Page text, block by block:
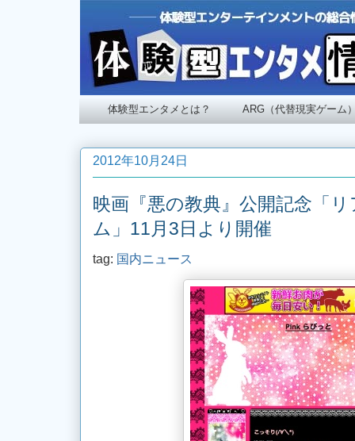
体験型エンタメとは？ ARG（代替現実ゲーム
2012年10月24日
映画『悪の教典』公開記念「
ム」11月3日より開催
tag: 国内ニュース